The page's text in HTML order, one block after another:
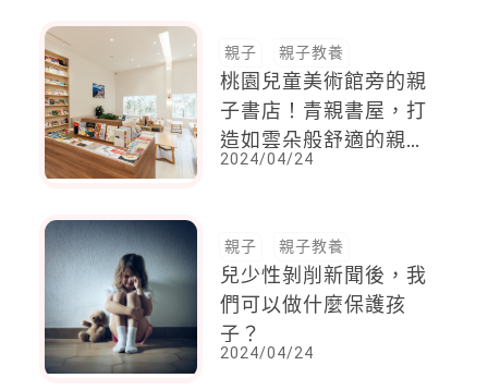
親子 親子教養
桃園兒童美術館旁的親
子書店！青親書屋，打
造如雲朵般舒適的親子
閱讀氛圍
2024/04/24
親子 親子教養
兒少性剝削新聞後，我
們可以做什麼保護孩
子？
2024/04/24